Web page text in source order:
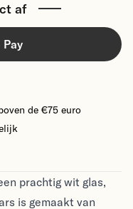
af
Pay
de €75 euro
prachtig wit glas,
is gemaakt van